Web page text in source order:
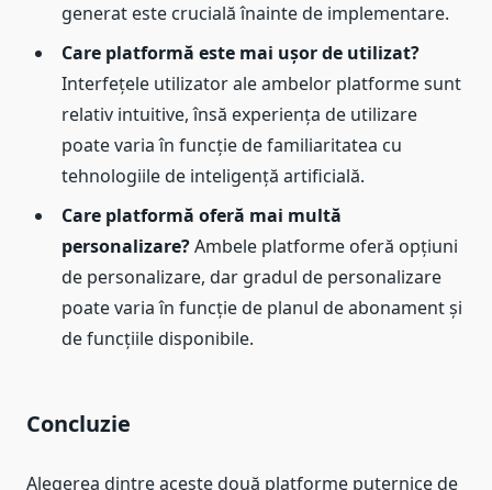
generat este crucială înainte de implementare.
Care platformă este mai ușor de utilizat?
Interfețele utilizator ale ambelor platforme sunt
relativ intuitive, însă experiența de utilizare
poate varia în funcție de familiaritatea cu
tehnologiile de inteligență artificială.
Care platformă oferă mai multă
personalizare?Ambele platforme oferă opțiuni
de personalizare, dar gradul de personalizare
poate varia în funcție de planul de abonament și
de funcțiile disponibile.
Concluzie
Alegerea dintre aceste două platforme puternice de